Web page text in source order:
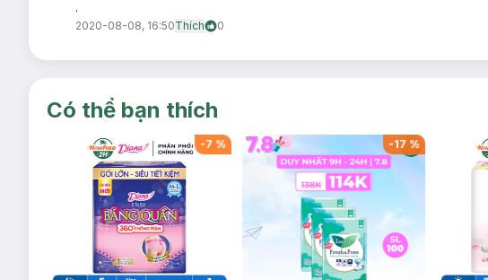
.
2020-08-08, 16:50Thích 0
Có thể bạn thích
-7% -17 %